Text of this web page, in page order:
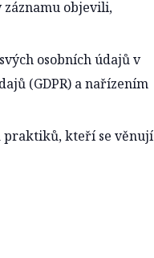
záznamu objevili,
osobních údajů v
(GDPR) a nařízením
praktiků, kteří se věnují